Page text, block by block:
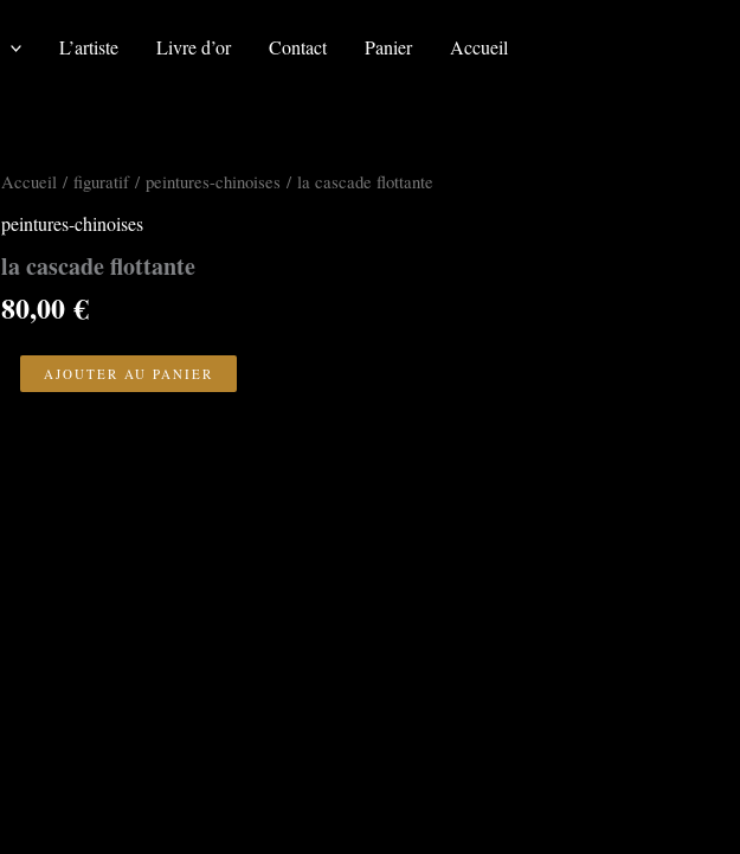
L’artiste Livre d’or Contact Panier Accueil
Accueil / figuratif/ peintures-chinoises / la cascade flottante
peintures-chinoises
la cascade flottante
80,00€
AJOUTER AU PANIER
cascade